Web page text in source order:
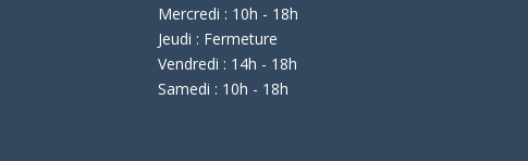
Mercredi : 10h - 18h
Jeudi : Fermeture
Vendredi : 14h - 18h
Samedi : 10h - 18h